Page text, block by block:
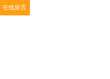
在线留言